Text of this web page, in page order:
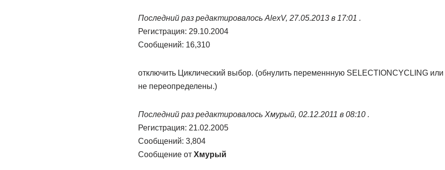
Последний раз редактировалось AlexV, 27.05.2013 в 17:01 .
Регистрация: 29.10.2004
Сообщений: 16,310
отключить Циклический выбор. (обнулить переменнную SELECTIONCYCLING
не переопределены.)
Последний раз редактировалось Хмурый, 02.12.2011 в 08:10 .
Регистрация: 21.02.2005
Сообщений: 3,804
Сообщение от Хмурый